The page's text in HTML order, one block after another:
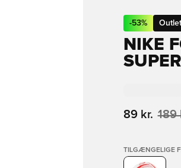
-53% Outlet
NIKE
89 kr. 189
TILGÆNGELIGE